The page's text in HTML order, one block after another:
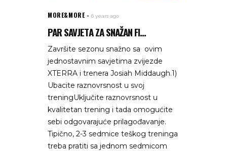
MORE&MORE 6 years ago
PAR SAVJETA ZA SNAŽAN FI...
Završite sezonu snažno sa ovim
jednostavnim savjetima zvijezde
XTERRA i trenera Josiah Middaugh.1)
Ubacite raznovrsnost u svoj
treningUključite raznovrsnost u
kvalitetan trening i tada omogućite
sebi odgovarajuće prilagođavanje.
Tipično, 2-3 sedmice teškog treninga
treba pratiti sa jednom sedmicom